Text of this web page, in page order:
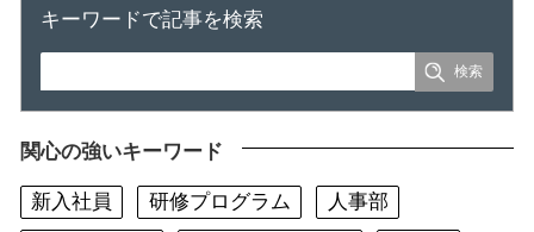
キーワードで記事を検索
関心の強いキーワード
新入社員 研修プログラム
人事部